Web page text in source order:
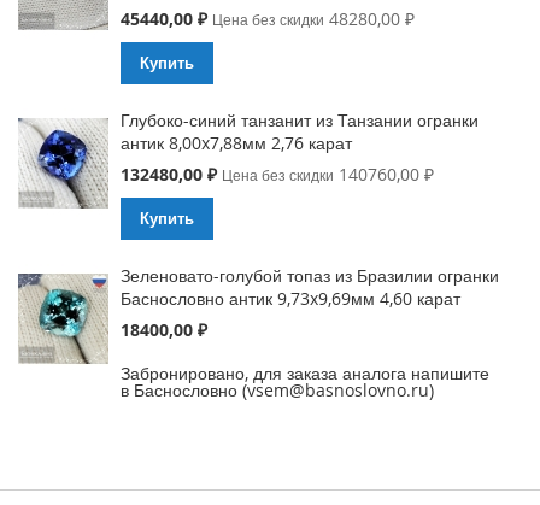
Special
45440,00 ₽ Цена без скидки 48280,00 ₽
Купить
Глубоко-синий танзанит из Танзании огранки
антик 8,00x7,88мм 2,76 карат
Special
132480,00 ₽ Цена без скидки 140760,00 ₽
Купить
Зеленовато-голубой топаз из Бразилии огранки
Баснословно антик 9,73x9,69мм 4,60 карат
18400,00 ₽
Забронировано, для заказа аналога напишите
в Баснословно (vsem@basnoslovno.ru)